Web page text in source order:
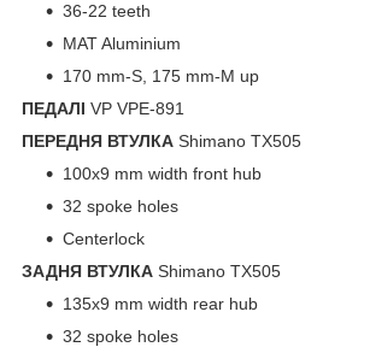
36-22 teeth
MAT Aluminium
170 mm-S, 175 mm-M up
ПЕДАЛІ VP VPE-891
ПЕРЕДНЯ ВТУЛКА Shimano TX505
100x9 mm width front hub
32 spoke holes
Centerlock
ЗАДНЯ ВТУЛКА Shimano TX505
135x9 mm width rear hub
32 spoke holes